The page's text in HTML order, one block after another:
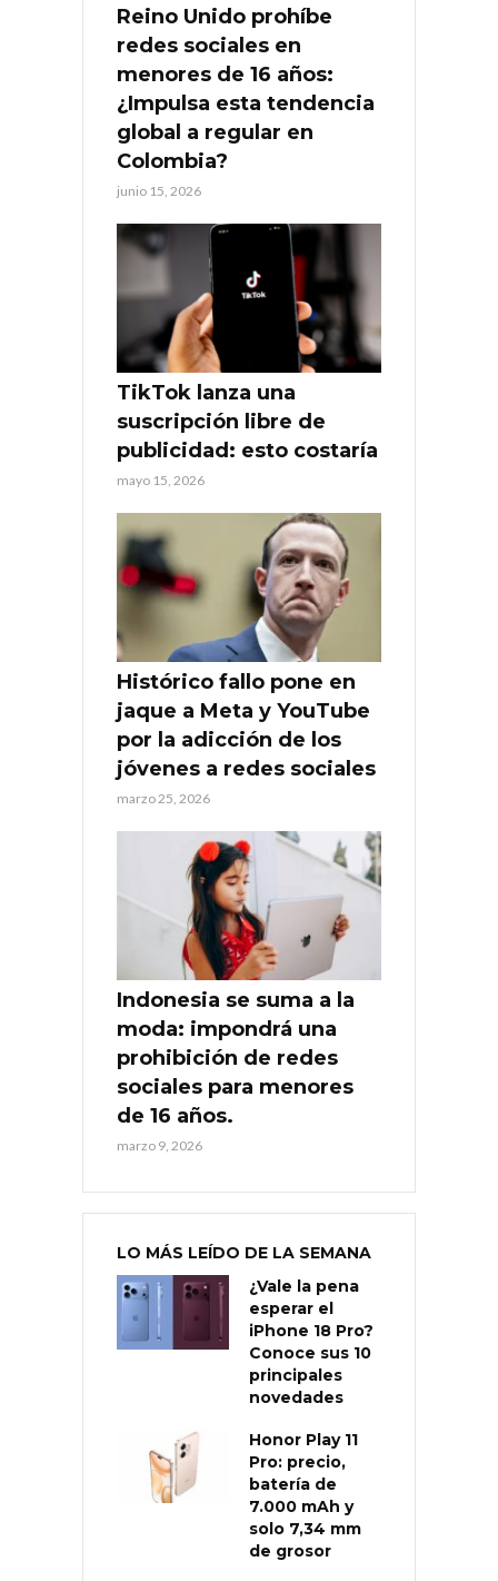
Reino Unido prohíbe
redes sociales en
menores de 16 años:
¿Impulsa esta tendencia
global a regular en
Colombia?
junio 15, 2026
TikTok lanza una
suscripción libre de
publicidad: esto costaría
mayo 15, 2026
Histórico fallo pone en
jaque a Meta y YouTube
por la adicción de los
jóvenes a redes sociales
marzo 25, 2026
Indonesia se suma a la
moda: impondrá una
prohibición de redes
sociales para menores
de 16 años.
marzo 9, 2026
LO MÁS LEÍDO DE LA SEMANA
¿Vale la pena
esperar el
iPhone 18 Pro?
Conoce sus 10
principales
novedades
Honor Play 11
Pro: precio,
batería de
7.000 mAh y
solo 7,34 mm
de grosor